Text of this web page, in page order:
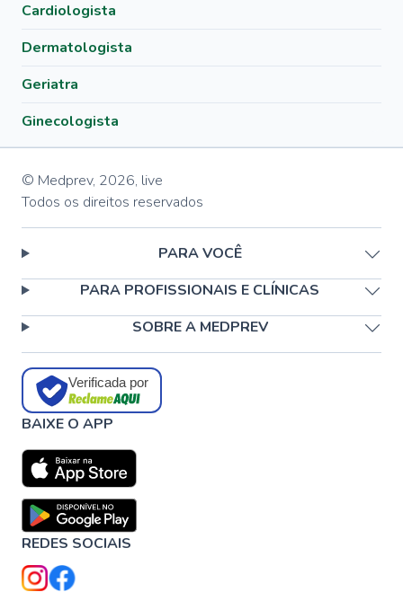
Cardiologista
Dermatologista
Geriatra
Ginecologista
© Medprev, 2026, live
Todos os direitos reservados
PARA VOCÊ
PARA PROFISSIONAIS E CLÍNICAS
SOBRE A MEDPREV
Verificada por
BAIXE O APP
REDES SOCIAIS